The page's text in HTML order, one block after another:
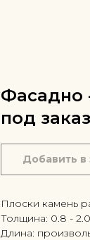
Фасадно
под заказ
Добавить в
Плоски камень
Толщина: 0.8 -
Длина: